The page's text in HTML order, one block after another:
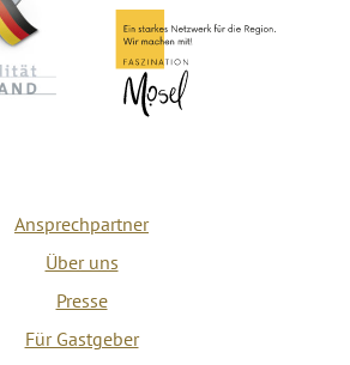
Ansprechpartner
Über uns
Presse
Für Gastgeber